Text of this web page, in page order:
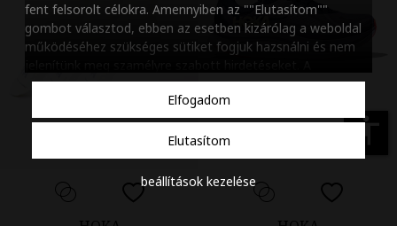
fent felsorolt célokra. Amennyiben az ""Elutasítom""
gombot választod, ebben az esetben kizárólag a weboldal
működéséhez szükséges sütiket fogjuk hazsnálni és nem
beállításaidat bármikor módosíthatod, a ""Beállítások
kezelése"" gombra kattintva. Tudj meg többet
szabályzatunkról.
Elfogadom
Elutasítom
beállítások kezelése
accessibility
Sortávolság
Színek invertálása
Szürke
Nagy kurzor
Animációk letiltása